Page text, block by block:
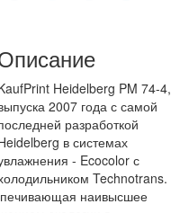
Heidelberg PM 74-4,
2007 года с самой
разработкой
в системах
- Ecocolor с
Technotrans.
наивысшее